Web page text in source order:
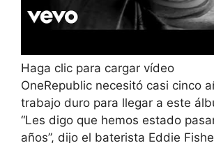
Haga clic para cargar vídeo
OneRepublic necesitó casi cinco
trabajo duro para llegar a este
“Les digo que hemos estado
años”, dijo el baterista Eddie